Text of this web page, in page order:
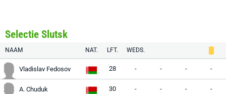
Selectie Slutsk
NAAM NAT. LFT. WEDS.
Vladislav Fedosov 28 - - - -
A. Chuduk 30 - - - -